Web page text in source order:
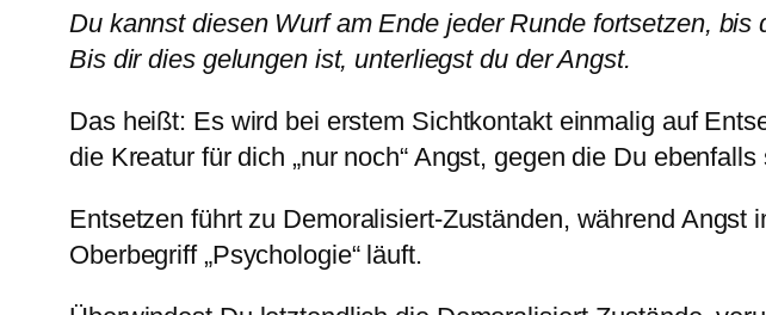
Du kannst diesen Wurf am Ende jeder Runde fortsetzen,
Bis dir dies gelungen ist, unterliegst du der Angst.
Das heißt: Es wird bei erstem Sichtkontakt einmalig auf
die Kreatur für dich „nur noch“ Angst, gegen die Du
Entsetzen führt zu Demoralisiert-Zuständen, während
Oberbegriff „Psychologie“ läuft.